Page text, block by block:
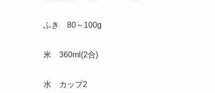
ふき 80～100g
米 360ml(2合)
水 カップ2